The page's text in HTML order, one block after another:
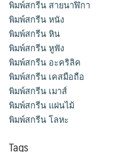
พิมพ์สกรีน สายนาฬิกา
พิมพ์สกรีน หนัง
พิมพ์สกรีน หิน
พิมพ์สกรีน หูฟัง
พิมพ์สกรีน อะคริลิค
พิมพ์สกรีน เคสมือถือ
พิมพ์สกรีน เมาส์
พิมพ์สกรีน แผ่นไม้
พิมพ์สกรีน โลหะ
Tags